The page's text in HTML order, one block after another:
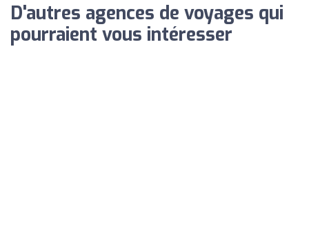
D'autres agences de voyages qui
pourraient vous intéresser